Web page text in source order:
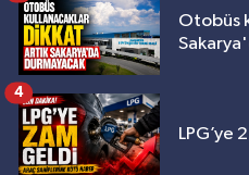
Otobüs
LPG’ye
4